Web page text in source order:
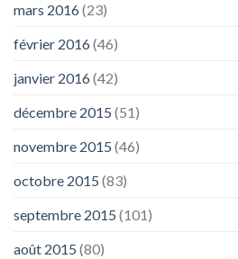
mars 2016(23)
février 2016(46)
janvier 2016(42)
décembre 2015 (51)
novembre 2015 (46)
octobre 2015 (83)
septembre 2015 (101)
août 2015 (80)